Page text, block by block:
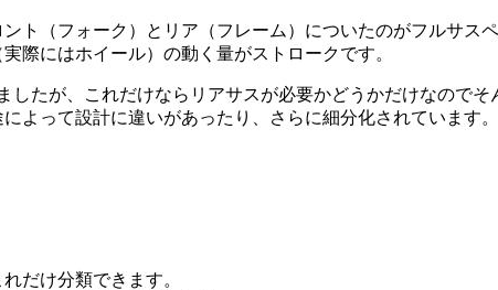
ト（フォーク）とリア（フレーム）についたのがフルサス
際にはホイール）の動く量がストロークです。
したが、これだけならリアサスが必要かどうかだけなので
よって設計に違いがあったり、さらに細分化されています。
だけ分類できます。